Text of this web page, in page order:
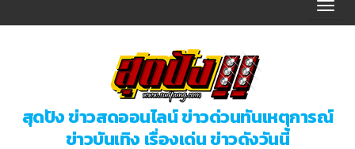
T
e
สุดปัง ข่าวสดออนไลน์ ข่าวด่วนทันเหตุการณ์
ข่าวบันเทิง เรื่องเด่น ข่าวดังวันนี้